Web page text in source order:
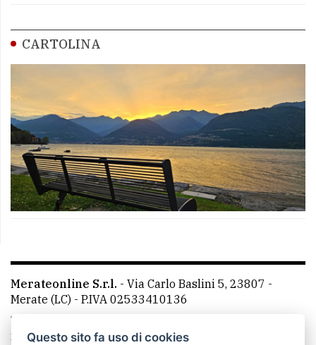
CARTOLINA
Merateonline S.r.l. - Via Carlo Baslini 5, 23807 -
Merate (LC) - P.IVA 02533410136
Telefono:
mail: redazione@leccoonline.com
Questo sito fa uso di cookies